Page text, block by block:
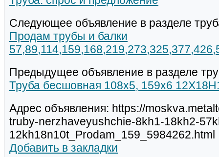
Следующее объявление в разделе
Продам трубы и балки
Предыдущее объявление в разделе
Труба бесшовная 108х5, 159х6
Адрес объявления: https://
truby-nerzhaveyushchie-8kh1-18kh2-
12kh18n10t_Prodam_159_5984262.html
Добавить в закладки